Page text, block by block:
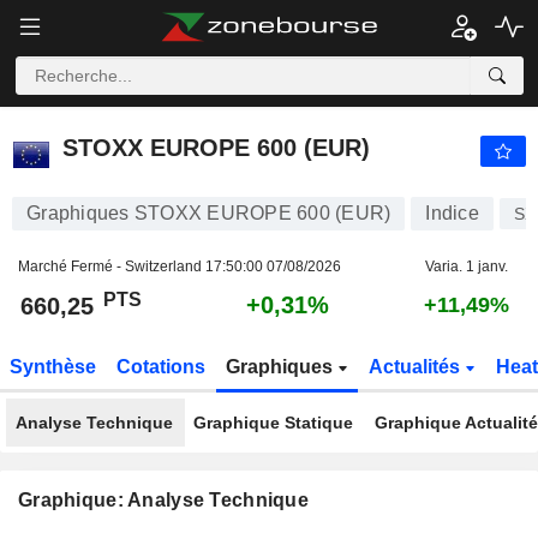
STOXX EUROPE 600 (EUR)
Graphiques STOXX EUROPE 600 (EUR) Indice
Marché Fermé - Switzerland 17:50:00 07/08/2026 Varia. 1 janv.
660,25 PTS +0,31% +11,49%
Synthèse Cotations Graphiques Actualités
Analyse Technique Graphique Statique Graphique
Graphique: Analyse Technique